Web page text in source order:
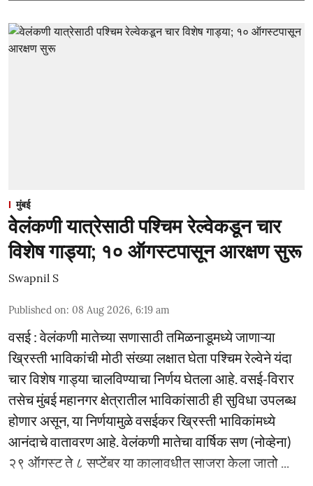
मुंबई
वेलंकणी यात्रेसाठी पश्चिम रेल्वेकडून चार
विशेष गाड्या; १० ऑगस्टपासून आरक्षण सुरू
Swapnil S
Published on: 08 Aug 2026, 6:19 am
वसई : वेलंकणी मातेच्या सणासाठी तमिळनाडूमध्ये जाणाऱ्या
ख्रिस्ती भाविकांची मोठी संख्या लक्षात घेता पश्चिम रेल्वेने यंदा
चार विशेष गाड्या चालविण्याचा निर्णय घेतला आहे. वसई-विरार
तसेच मुंबई महानगर क्षेत्रातील भाविकांसाठी ही सुविधा उपलब्ध
होणार असून, या निर्णयामुळे वसईकर ख्रिस्ती भाविकांमध्ये
आनंदाचे वातावरण आहे. वेलंकणी मातेचा वार्षिक सण (नोव्हेना)
२९ ऑगस्ट ते ८ सप्टेंबर या कालावधीत साजरा केला जातो ...